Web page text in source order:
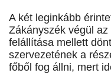
A két leginkább
Zákányszék végül
felállítása mellett
szervezetének a
főből fog állni, mert